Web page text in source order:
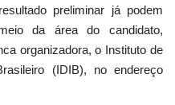
preliminar já podem
da área do candidato,
organizadora, o Instituto de
(IDIB), no endereço